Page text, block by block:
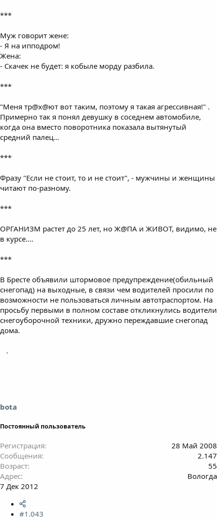
***
Муж говорит жене:
- Я на ипподром!
Жена:
- Скачек не будет: я кобыле морду разбила.
***
"Меня тр@х@ют вот таким, поэтому я такая агрессивная!" .
Примерно так я понял девушку в соседнем автомобиле,
когда она вместо поворотника показала вытянутый
средний палец...
***
Фразу "Если не стоит, то и не стоит", - мужчины и женщины
читают по-разному.
***
ОРГАНИЗМ растет до 25 лет, но Ж@ПА и ЖИВОТ, видимо, не
в курсе....
***
В Бресте объявили штормовое предупреждение(обильный
снегопад) на выходные, в связи чем водителей просили по
возможности не пользоваться личным автотраспортом. На
просьбу первыми в полном составе откликнулись водители
снегоуборочной техники, дружно переждавшие снегопад
дома.
bota
Постоянный пользователь
Регистрация
28 Май 2008
Сообщения
2.147
Возраст
55
Адрес
Вологда
7 Дек 2012
#1.043